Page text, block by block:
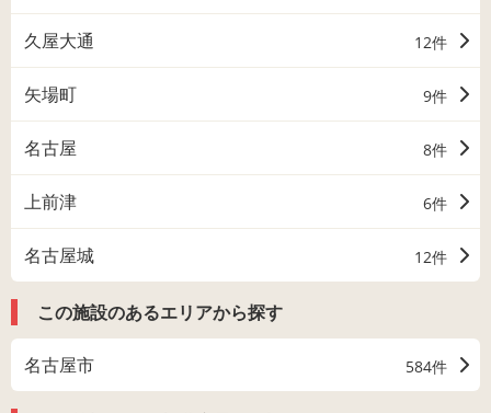
久屋大通 12件
矢場町 9件
名古屋 8件
上前津 6件
名古屋城 12件
この施設のあるエリアから探す
名古屋市 584件